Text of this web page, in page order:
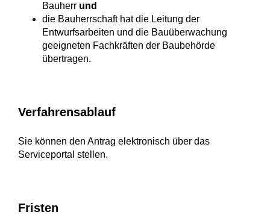
Bauherr und
die Bauherrschaft hat die Leitung der
Entwurfsarbeiten und die Bauüberwachung
geeigneten Fachkräften der Baubehörde
übertragen.
Verfahrensablauf
Sie können den Antrag elektronisch über das
Serviceportal stellen.
Fristen